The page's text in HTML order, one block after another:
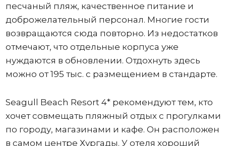
песчаный пляж, качественное питание и
доброжелательный персонал. Многие гости
возвращаются сюда повторно. Из недостатков
отмечают, что отдельные корпуса уже
нуждаются в обновлении. Отдохнуть здесь
можно от 195 тыс. с размещением в стандарте.
Seagull Beach Resort 4* рекомендуют тем, кто
хочет совмещать пляжный отдых с прогулками
по городу, магазинами и кафе. Он расположен
в самом центре Хургады. У отеля хороший